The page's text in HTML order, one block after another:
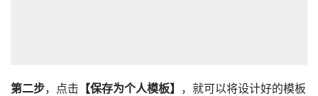
第二步，点击 【保存为个人模板】
，就可以将设计好的模板